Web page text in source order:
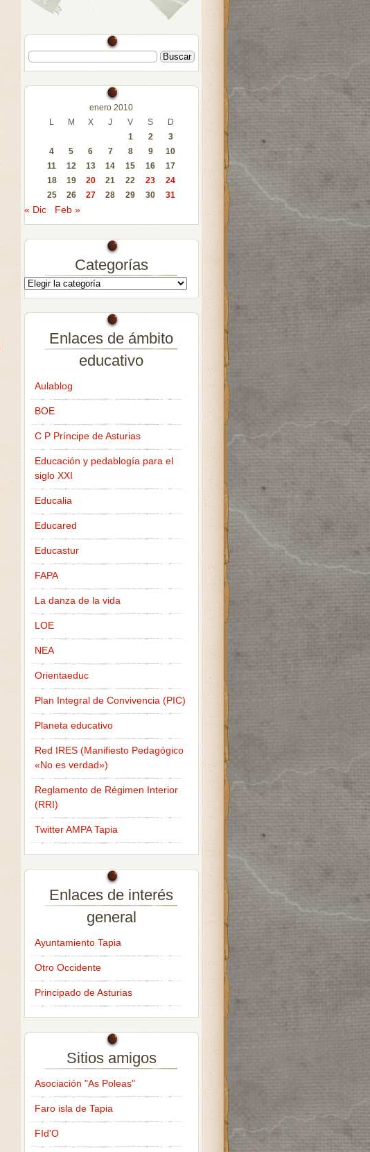
enero 2010
L
M X J V S
D
1
2
3
4
5 6 7 8 9
10
11
12 13 14 15 16
17
18
19 20 21 22 23
24
25
26 27 28 29 30 31
« Dic Feb »
Categorías
Enlaces de ámbito
educativo
Aulablog
BOE
C P Príncipe de Asturias
Educación y pedablogía para el
siglo XXI
Educalia
Educared
Educastur
FAPA
La danza de la vida
LOE
NEA
Orientaeduc
Plan Integral de Convivencia (PIC)
Planeta educativo
Red IRES (Manifiesto Pedagógico
«No es verdad»)
Reglamento de Régimen Interior
(RRI)
Twitter AMPA Tapia
Enlaces de interés
general
Ayuntamiento Tapia
Otro Occidente
Principado de Asturias
Sitios amigos
Asociación "As Poleas"
Faro isla de Tapia
FId'O